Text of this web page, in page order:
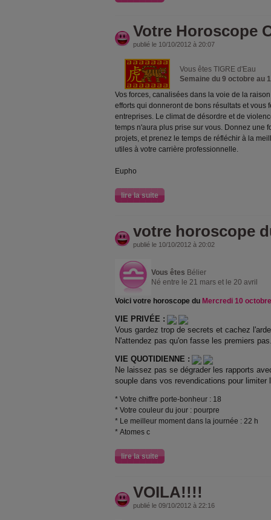
Votre Horoscope
publié le 10/10/2012 à 20:07
Vous êtes TIGRE d'Eau
Semaine du 9 octobre au
Vos forces, canalisées dans la voie de la
efforts qui donneront de bons résultats et vous
entreprises. Le climat de désordre et de
temps n'aura plus prise sur vous. Donnez une
projets, et prenez le temps de réfléchir à la
utiles à votre carrière professionnelle.
Eupho
lire la suite
votre horoscope
publié le 10/10/2012 à 20:02
Vous êtes Bélier
Né entre le 21 mars et le 20 avril
Voici votre horoscope du Mercredi 10
VIE PRIVÉE :
Vous gardez trop de secrets et cachez
N'attendez pas qu'on fasse les premiers
VIE QUOTIDIENNE :
Ne laissez pas se dégrader les rapports
souple dans vos revendications pour limiter
* Votre chiffre porte-bonheur : 18
* Votre couleur du jour : pourpre
* Le meilleur moment dans la journée : 22 h
* Atomes c
lire la suite
VOILA!!!!
publié le 09/10/2012 à 22:16